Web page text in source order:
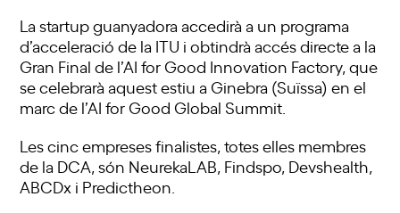
La startup guanyadora accedirà a un programa
d’acceleració de la ITU i obtindrà accés directe a la
Gran Final de l’AI for Good Innovation Factory, que
se celebrarà aquest estiu a Ginebra (Suïssa) en el
marc de l’AI for Good Global Summit.
Les cinc empreses finalistes, totes elles membres
de la DCA, són NeurekaLAB, Findspo, Devshealth,
ABCDx i Predictheon.